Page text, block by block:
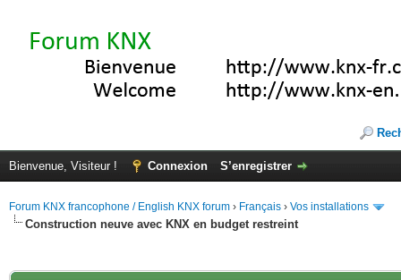
Bienvenue, Visiteur ! Connexion S’enregistrer
Forum KNX francophone / English KNX forum › Français › Vos installations
Construction neuve avec KNX en budget restreint